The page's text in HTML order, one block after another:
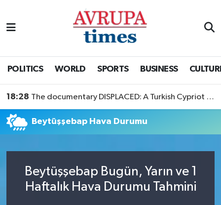
POLITICS WORLD SPORTS BUSINESS
18:28 The documentary DISPLACED: A Turkish Cypriot Story is now available to watch
Beytüşşebap Hava Durumu
Beytüşşebap Bugün, Yarın ve 1
Haftalık Hava Durumu Tahmini
Nöbetçi Eczaneler
Son Dakika Haberleri